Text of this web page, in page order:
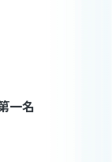
一名